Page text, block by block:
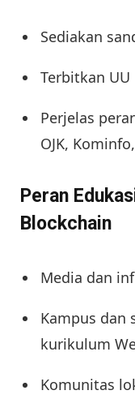
Sediakan
Terbitkan
Perjelas
OJK,
Peran
Blockchain
Media dan
Kampus dan
kurikulum
Komunitas